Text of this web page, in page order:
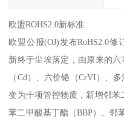
欧盟ROHS2.0新标准
欧盟公报(OJ)发布RoHS2.0修
新终于尘埃落定，由原来的
（Cd）、六价铬（CrVI）、
变为十项管控物质，新增邻苯
苯二甲酸基丁酯（BBP）、邻